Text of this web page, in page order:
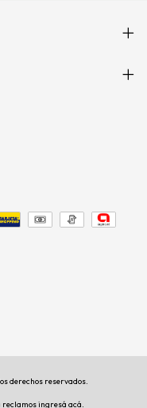
derechos reservados.
reclamosingresá acá.